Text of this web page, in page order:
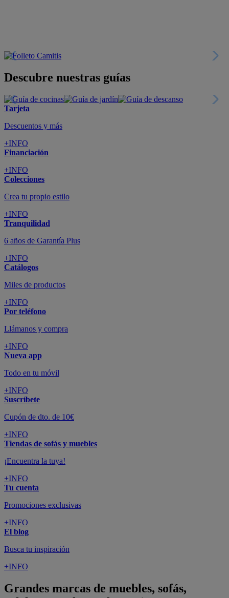
Descubre nuestras guías
Tarjeta
Descuentos y más
+INFO
Financiación
+INFO
Colecciones
Crea tu propio estilo
+INFO
Tranquilidad
6 años de Garantía Plus
+INFO
Catálogos
Miles de productos
+INFO
Por teléfono
Llámanos y compra
+INFO
Nueva app
Todo en tu móvil
+INFO
Suscríbete
Cupón de dto. de 10€
+INFO
Tiendas de sofás y muebles
¡Encuentra la tuya!
+INFO
Tu cuenta
Promociones exclusivas
+INFO
El blog
Busca tu inspiración
+INFO
Grandes marcas de muebles, sofás,